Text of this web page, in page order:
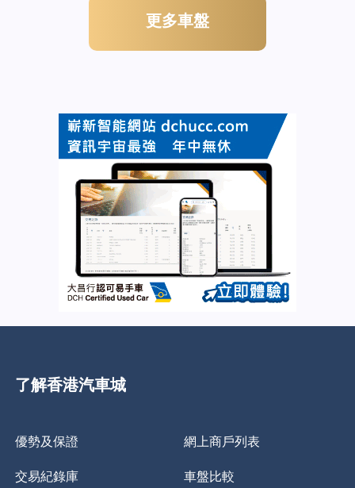
更多車盤
了解香港汽車城
優勢及保證 網上商戶列表
交易紀錄庫 車盤比較